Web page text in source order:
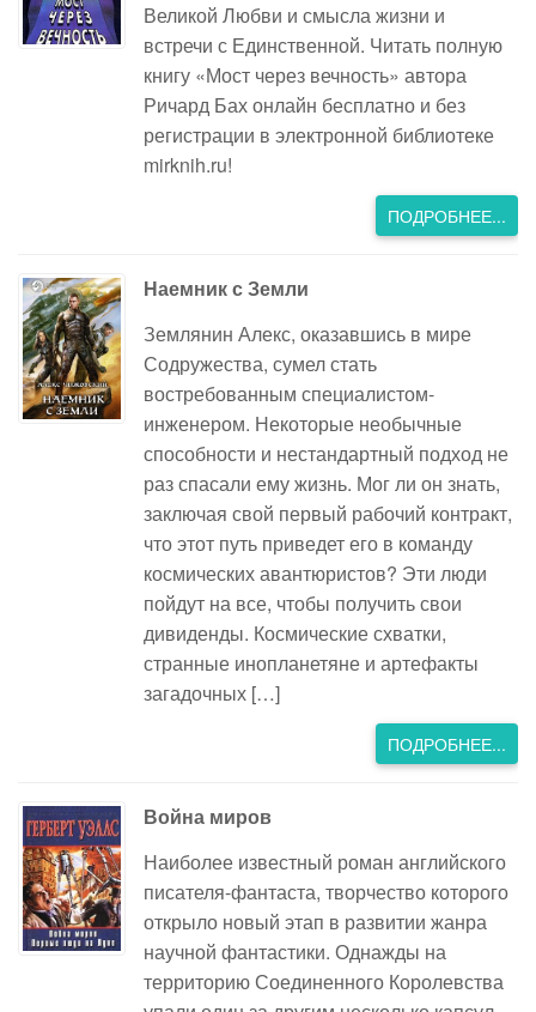
Великой Любви и смысла жизни и
встречи с Единственной. Читать полную
книгу «Мост через вечность» автора
Ричард Бах онлайн бесплатно и без
регистрации в электронной библиотеке
mirknih.ru!
ПОДРОБНЕЕ...
Наемник с Земли
Землянин Алекс, оказавшись в мире
Содружества, сумел стать
востребованным специалистом-
инженером. Некоторые необычные
способности и нестандартный подход не
раз спасали ему жизнь. Мог ли он знать,
заключая свой первый рабочий контракт,
что этот путь приведет его в команду
космических авантюристов? Эти люди
пойдут на все, чтобы получить свои
дивиденды. Космические схватки,
странные инопланетяне и артефакты
загадочных […]
ПОДРОБНЕЕ...
Война миров
Наиболее известный роман английского
писателя-фантаста, творчество которого
открыло новый этап в развитии жанра
научной фантастики. Однажды на
территорию Соединенного Королевства